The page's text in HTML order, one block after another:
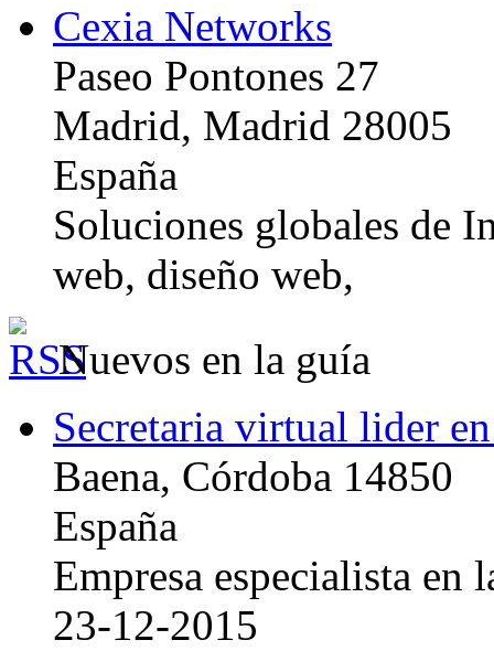
Cexia Networks
Paseo Pontones 27
Madrid, Madrid 28005
España
Soluciones globales de
web, diseño web,
Nuevos en la guía
Secretaria virtual lider
Baena, Córdoba 14850
España
Empresa especialista en
23-12-2015